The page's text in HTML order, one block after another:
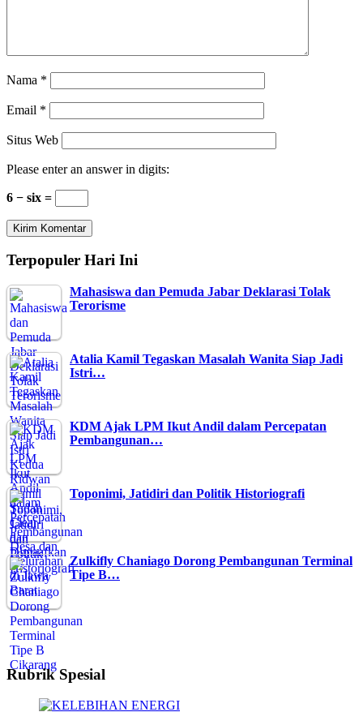
Nama *
Email *
Situs Web
Please enter an answer in digits:
6 − six =
Terpopuler Hari Ini
Mahasiswa dan Pemuda Jabar Deklarasi Tolak
Terorisme
Atalia Kamil Tegaskan Masalah Wanita Siap Jadi
Istri…
KDM Ajak LPM Ikut Andil dalam Percepatan
Pembangunan…
Toponimi, Jatidiri dan Politik Historiografi
Zulkifly Chaniago Dorong Pembangunan Terminal
Tipe B…
Rubrik Spesial